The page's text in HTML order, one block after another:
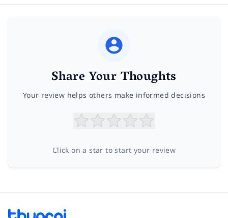
Share Your Thoughts
Your review helps others make informed decisions
Click on a star to start your review